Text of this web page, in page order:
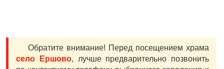
Обратите внимание! Перед посещением храма
село Ершово, лучше предварительно позвонить